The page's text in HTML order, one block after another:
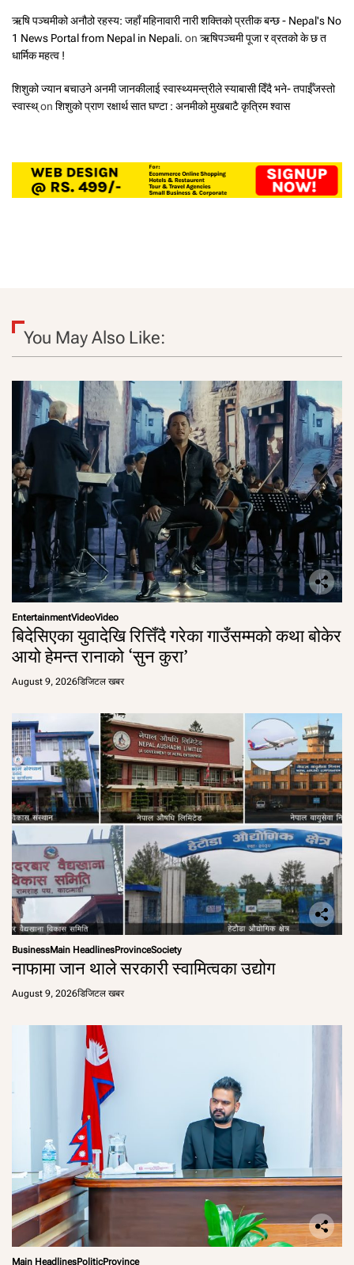
ऋषि पञ्चमीको अनौठो रहस्य: जहाँ महिनावारी नारी शक्तिको प्रतीक बन्छ - Nepal's No
1 News Portal from Nepal in Nepali. on ऋषिपञ्चमी पूजा र व्रतको के छ त
धार्मिक महत्व !
शिशुको ज्यान बचाउने अनमी जानकीलाई स्वास्थ्यमन्त्रीले स्याबासी दिँदै भने- तपाईँजस्तो
स्वास्थ्on शिशुको प्राण रक्षार्थ सात घण्टा : अनमीको मुखबाटै कृत्रिम श्वास
You May Also Like:
EntertainmentVideoVideo
बिदेसिएका युवादेखि रित्तिँदै गरेका गाउँसम्मको कथा बोकेर
आयो हेमन्त रानाको ‘सुन कुरा’
August 9, 2026डिजिटल खबर
BusinessMain HeadlinesProvinceSociety
नाफामा जान थाले सरकारी स्वामित्वका उद्योग
August 9, 2026डिजिटल खबर
Main HeadlinesPoliticProvince